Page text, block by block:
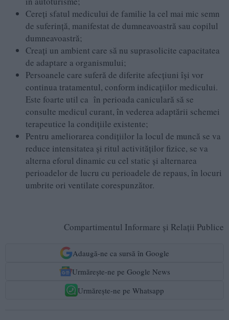
Cereţi sfatul medicului de familie la cel mai mic semn
de suferinţă, manifestat de dumneavoastră sau copilul
dumneavoastră;
Creaţi un ambient care să nu suprasolicite capacitatea
de adaptare a organismului;
Persoanele care suferă de diferite afecţiuni îşi vor
continua tratamentul, conform indicaţiilor medicului.
Este foarte util ca în perioada caniculară să se
consulte medicul curant, în vederea adaptării schemei
terapeutice la condiţiile existente;
Pentru ameliorarea condiţiilor la locul de muncă se va
reduce intensitatea şi ritul activităţilor fizice, se va
alterna eforul dinamic cu cel static şi alternarea
perioadelor de lucru cu perioadele de repaus, în locuri
umbrite ori ventilate corespunzător.
Compartimentul Informare și Relații Publice
Adaugă-ne ca sursă în Google
Urmărește-ne pe Google News
Urmărește-ne pe Whatsapp